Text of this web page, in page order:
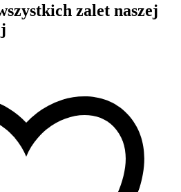
zalet naszej